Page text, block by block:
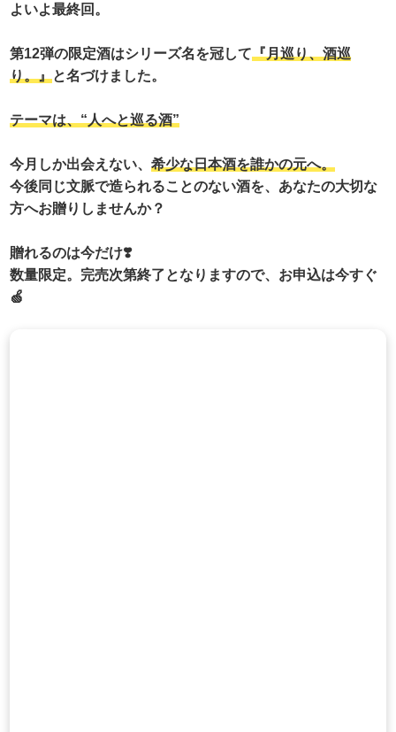
よいよ最終回。
第12弾の限定酒はシリーズ名を冠して『月巡り、酒巡
り。』と名づけました。
テーマは、“人へと巡る酒”
今月しか出会えない、希少な日本酒を誰かの元へ。
今後同じ文脈で造られることのない酒を、あなたの大切な
方へお贈りしませんか？
贈れるのは今だけ❣️
数量限定。完売次第終了となりますので、お申込は今すぐ
🍏